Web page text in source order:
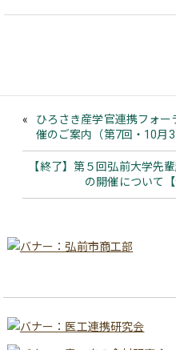
ひろさき産学官連携フォ
催のご案内（第7回・10月
【終了】第５回弘前大学先
の開催について